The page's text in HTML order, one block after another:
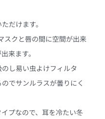
だけます。
スクと唇の間に空間が出来
来ます。
し易い虫よけフィルタ
でサンルラスが曇りにく
プなので、耳を冷たい冬